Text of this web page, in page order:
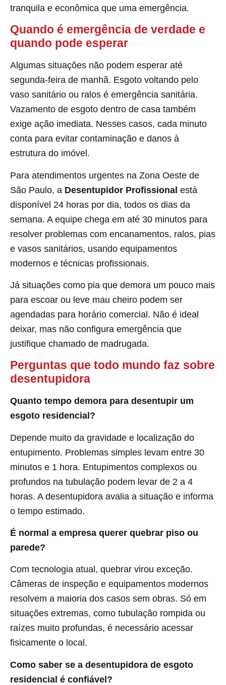
tranquila e econômica que uma emergência.
Quando é emergência de verdade e
quando pode esperar
Algumas situações não podem esperar até
segunda-feira de manhã. Esgoto voltando pelo
vaso sanitário ou ralos é emergência sanitária.
Vazamento de esgoto dentro de casa também
exige ação imediata. Nesses casos, cada minuto
conta para evitar contaminação e danos à
estrutura do imóvel.
Para atendimentos urgentes na Zona Oeste de
São Paulo, a Desentupidor Profissional está
disponível 24 horas por dia, todos os dias da
semana. A equipe chega em até 30 minutos para
resolver problemas com encanamentos, ralos, pias
e vasos sanitários, usando equipamentos
modernos e técnicas profissionais.
Já situações como pia que demora um pouco mais
para escoar ou leve mau cheiro podem ser
agendadas para horário comercial. Não é ideal
deixar, mas não configura emergência que
justifique chamado de madrugada.
Perguntas que todo mundo faz sobre
desentupidora
Quanto tempo demora para desentupir um
esgoto residencial?
Depende muito da gravidade e localização do
entupimento. Problemas simples levam entre 30
minutos e 1 hora. Entupimentos complexos ou
profundos na tubulação podem levar de 2 a 4
horas. A desentupidora avalia a situação e informa
o tempo estimado.
É normal a empresa querer quebrar piso ou
parede?
Com tecnologia atual, quebrar virou exceção.
Câmeras de inspeção e equipamentos modernos
resolvem a maioria dos casos sem obras. Só em
situações extremas, como tubulação rompida ou
raízes muito profundas, é necessário acessar
fisicamente o local.
Como saber se a desentupidora de esgoto
residencial é confiável?